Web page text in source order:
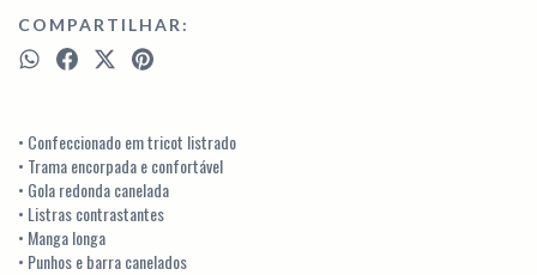
COMPARTILHAR:
• Confeccionado em tricot listrado
• Trama encorpada e confortável
• Gola redonda canelada
• Listras contrastantes
• Manga longa
• Punhos e barra canelados